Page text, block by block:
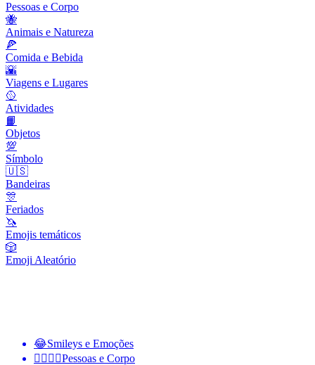
Pessoas e Corpo
🐝
Animais e Natureza
🍕
Comida e Bebida
🌇
Viagens e Lugares
🥎
Atividades
📙
Objetos
💯
Símbolo
🇺🇸
Bandeiras
🎊
Feriados
🦄
Emojis temáticos
🎲
Emoji Aleatório
😂Smileys e Emoções
👩‍❤️‍💋‍👨Pessoas e Corpo